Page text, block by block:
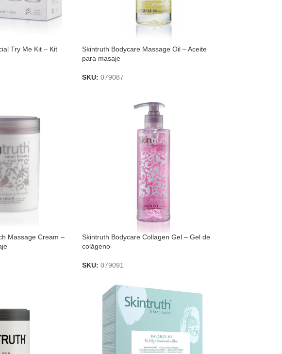
Try Me Kit – Kit
Skintruth Bodycare Massage Oil – Aceite
para masaje
SKU:079087
Massage Cream –
Skintruth Bodycare Collagen Gel – Gel de
colágeno
SKU:079091